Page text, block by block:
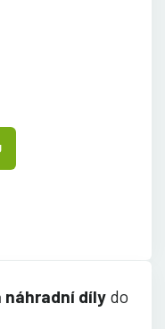
náhradní díly do